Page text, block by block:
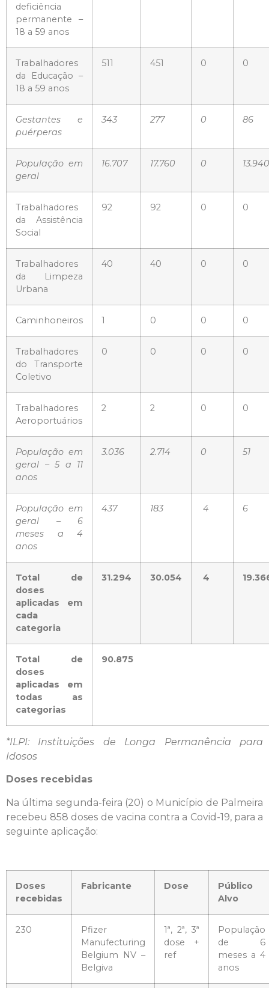
deficiência
permanente –
18 a 59 anos
Trabalhadores
da Educação –
18 a 59 anos
511 451 0 0
Gestantes e
puérperas
343 277 0 86
População em
geral
16.707 17.760 0 13.940
Trabalhadores
da Assistência
Social
92 92 0 0
Trabalhadores
da Limpeza
Urbana
40 40 0 0
Caminhoneiros 1 0 0 0
Trabalhadores
do Transporte
Coletivo
0 0 0 0
Trabalhadores
Aeroportuários
2 2 0 0
População em
geral – 5 a 11
anos
3.036 2.714 0 51
População em
geral – 6
meses a 4
anos
437 183 4 6
Total de
doses
aplicadas em
cada
categoria
31.294 30.054 4
Total de
doses
aplicadas em
todas as
categorias
90.875
*ILPI: Instituições de Longa Permanência para
Idosos
Doses recebidas
Na última segunda-feira (20) o Município de Palmeira
recebeu 858 doses de vacina contra a Covid-19, para a
seguinte aplicação:
Doses
recebidas
Fabricante Dose
Público
Alvo
230
Pfizer
Manufecturing
Belgium NV –
Belgiva
1ª, 2ª, 3ª
dose +
ref
População
de 6
meses a 4
anos